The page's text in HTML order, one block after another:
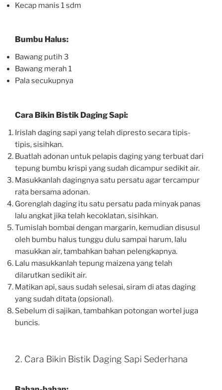
Kecap manis 1 sdm
Bumbu Halus:
Bawang putih 3
Bawang merah 1
Pala secukupnya
Cara Bikin Bistik Daging Sapi:
Irislah daging sapi yang telah dipresto secara tipis-
tipis, sisihkan.
Buatlah adonan untuk pelapis daging yang terbuat dari
tepung bumbu krispi yang sudah dicampur sedikit air.
Masukkanlah dagingnya satu persatu agar tercampur
rata bersama adonan.
Gorenglah daging itu satu persatu pada minyak panas
lalu angkat jika telah kecoklatan, sisihkan.
Tumislah bombai dengan margarin, kemudian disusul
oleh bumbu halus tunggu dulu sampai harum, lalu
masukkan air, tambahkan bahan pelengkapnya.
Lalu masukkanlah tepung maizena yang telah
dilarutkan sedikit air.
Matikan api, saus sudah selesai, siram di atas daging
yang sudah ditata (opsional).
Sebelum di sajikan, tambahkan potongan wortel juga
buncis.
2. Cara Bikin Bistik Daging Sapi Sederhana